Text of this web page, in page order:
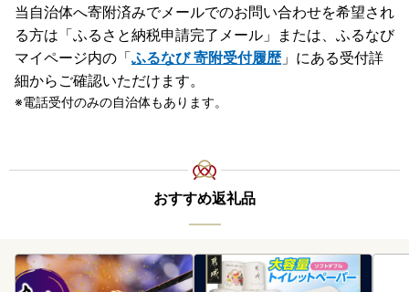
当自治体へ寄附済みでメールでのお問い合わせを希望され
る方は「ふるさと納税申請完了メール」 または、ふるなび
マイページ内の「ふるなび 寄附受付履歴」にある受付詳
細からご確認いただけます。
電話受付のみの自治体もあります。
おすすめ返礼品